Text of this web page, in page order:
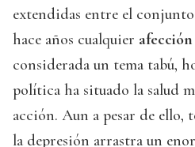
extendidas entre el
hace años cualquier
considerada un tema tabú,
política ha situado la salud
acción. Aun a pesar de ello,
la depresión arrastra un